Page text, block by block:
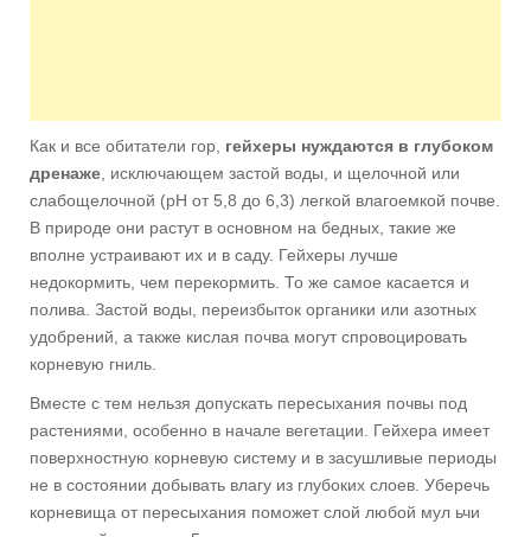
Как и все обитатели гор, гейхеры нуждаются в глубоком
дренаже , исключающем застой воды, и щелочной или
слабощелочной (рН от 5,8 до 6,3) легкой влагоемкой почве.
В природе они растут в основном на бедных, такие же
вполне устраивают их и в саду. Гейхеры лучше
недокормить, чем перекормить. То же самое касается и
полива. Застой воды, переизбыток органики или азотных
удобрений, а также кислая почва могут спровоцировать
корневую гниль.
Вместе с тем нельзя допускать пересыхания почвы под
растениями, особенно в начале вегетации. Гейхера имеет
поверхностную корневую систему и в засушливые периоды
не в состоянии добывать влагу из глубоких слоев. Уберечь
корневища от пересыхания поможет слой любой мул ьчи